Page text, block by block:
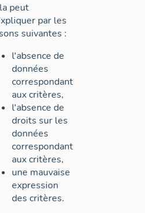
peut
par les
suivantes :
l'absence de
données
correspondant
aux critères,
l'absence de
droits sur les
données
correspondant
aux critères,
une mauvaise
expression
des critères.